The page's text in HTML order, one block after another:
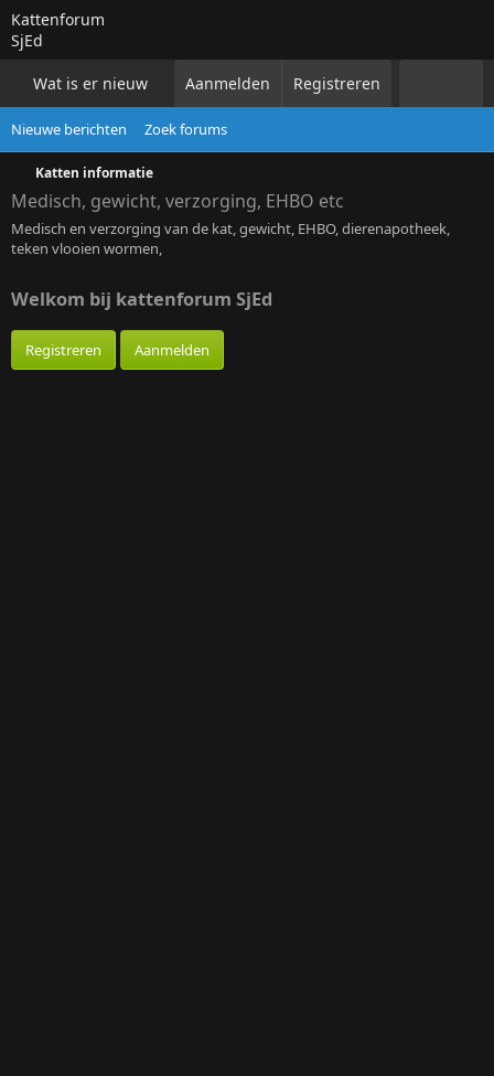
Kattenforum
SjEd
Wat is er nieuw Forums Alle katten
Aanmelden Registreren
Nieuwe berichten Zoek forums
Katten informatie
Medisch, gewicht, verzorging, EHBO etc
Medisch en verzorging van de kat, gewicht, EHBO, dierenapotheek,
teken vlooien wormen,
Welkom bij kattenforum SjEd
Registreren Aanmelden